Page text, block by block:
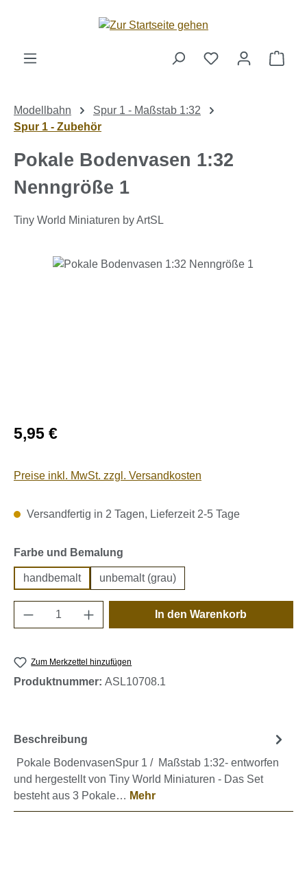
Zum Hauptinhalt springen
Modellbahn
Spur 1 - Maßstab 1:32
Spur 1 - Zubehör
Pokale Bodenvasen 1:32
Nenngröße 1
Tiny World Miniaturen by ArtSL
Bildergalerie überspringen
Regulärer Preis:
5,95 €
Preise inkl. MwSt. zzgl. Versandkosten
Versandfertig in 2 Tagen, Lieferzeit 2-5 Tage
Farbe und Bemalung
handbemalt unbemalt (grau)
Produkt Anzahl: Gib den gewünschten
In den Warenkorb
Zum Merkzettel hinzufügen
Produktnummer: ASL10708.1
Beschreibung
Pokale BodenvasenSpur 1 / Maßstab 1:32- entworfen
und hergestellt von Tiny World Miniaturen - Das Set
besteht aus 3 Pokale… Mehr